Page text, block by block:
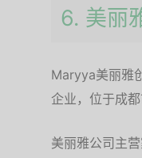
6. 美丽
Maryya美丽雅
企业，位于成
美丽雅公司主